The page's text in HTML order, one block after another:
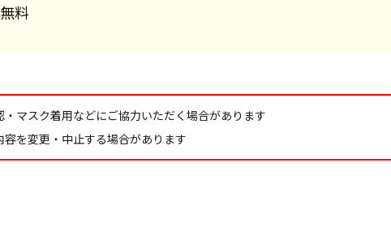
無料
マスク着用などにご協力いただく場合があります
容を変更・中止する場合があります